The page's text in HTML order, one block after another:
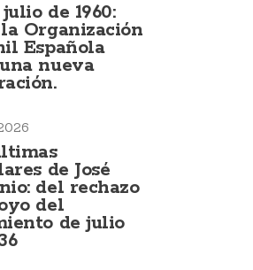
julio de 1960:
Organización
Española
nueva
de José
del rechazo
del
de julio